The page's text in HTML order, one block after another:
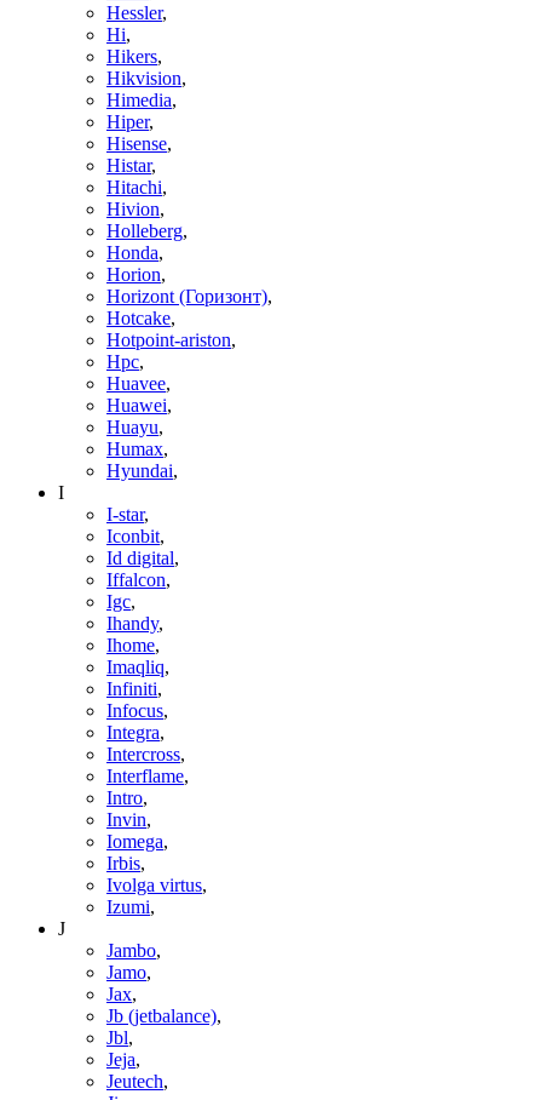
Hessler,
Hi,
Hikers,
Hikvision,
Himedia,
Hiper,
Hisense,
Histar,
Hitachi,
Hivion,
Holleberg,
Honda,
Horion,
Horizont (Горизонт),
Hotcake,
Hotpoint-ariston,
Hpc,
Huavee,
Huawei,
Huayu,
Humax,
Hyundai,
I
I-star,
Iconbit,
Id digital,
Iffalcon,
Igc,
Ihandy,
Ihome,
Imaqliq,
Infiniti,
Infocus,
Integra,
Intercross,
Interflame,
Intro,
Invin,
Iomega,
Irbis,
Ivolga virtus,
Izumi,
J
Jambo,
Jamo,
Jax,
Jb (jetbalance),
Jbl,
Jeja,
Jeutech,